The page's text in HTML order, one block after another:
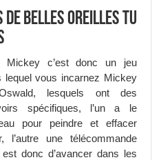
de belles oreilles tu
Mickey c’est donc un jeu
lequel vous incarnez Mickey
lesquels ont des
spécifiques, l’un a le
pour peindre et effacer
une télécommande
donc d’avancer dans les